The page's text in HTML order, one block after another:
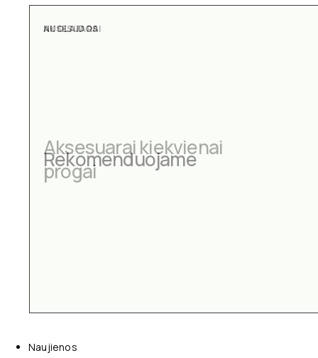
NUOLAIDOS
Rekomenduojame
AKSESUARAI
Aksesuarai kiekvienai
progai
Naujienos